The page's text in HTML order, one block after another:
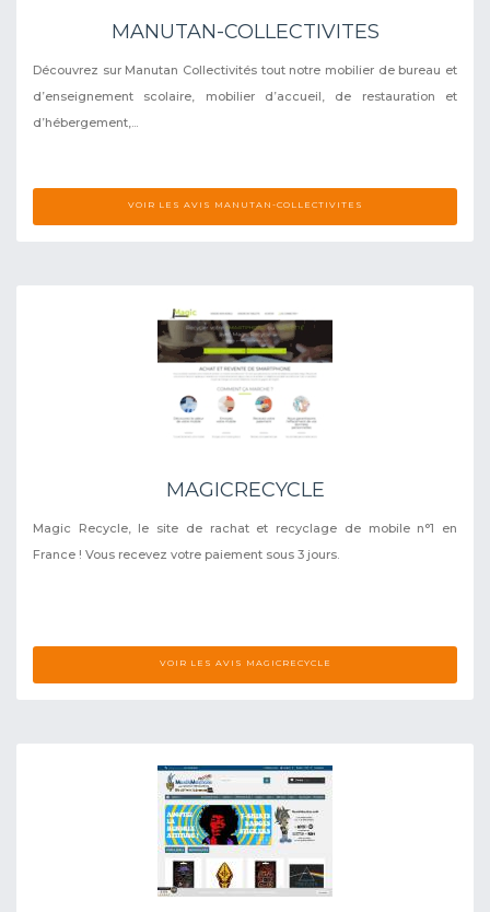
MANUTAN-COLLECTIVITES
Découvrez sur Manutan Collectivités tout notre mobilier de bureau et
d’enseignement scolaire, mobilier d’accueil, de restauration et
d’hébergement,...
VOIR LES AVIS MANUTAN-COLLECTIVITES
MAGICRECYCLE
Magic Recycle, le site de rachat et recyclage de mobile n°1 en
France ! Vous recevez votre paiement sous 3 jours.
VOIR LES AVIS MAGICRECYCLE